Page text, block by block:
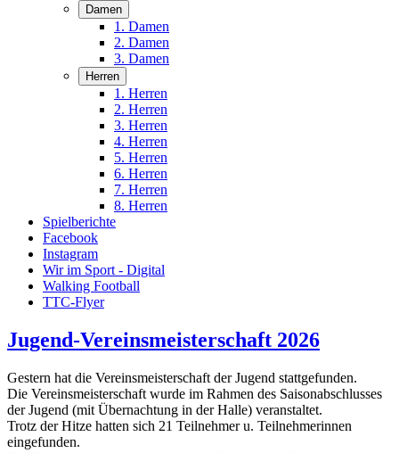
Damen
1. Damen
2. Damen
3. Damen
Herren
1. Herren
2. Herren
3. Herren
4. Herren
5. Herren
6. Herren
7. Herren
8. Herren
Spielberichte
Facebook
Instagram
Wir im Sport - Digital
Walking Football
TTC-Flyer
Jugend-Vereinsmeisterschaft 2026
Gestern hat die Vereinsmeisterschaft der Jugend stattgefunden.
Die Vereinsmeisterschaft wurde im Rahmen des Saisonabschlusses
der Jugend (mit Übernachtung in der Halle) veranstaltet.
Trotz der Hitze hatten sich 21 Teilnehmer u. Teilnehmerinnen
eingefunden.